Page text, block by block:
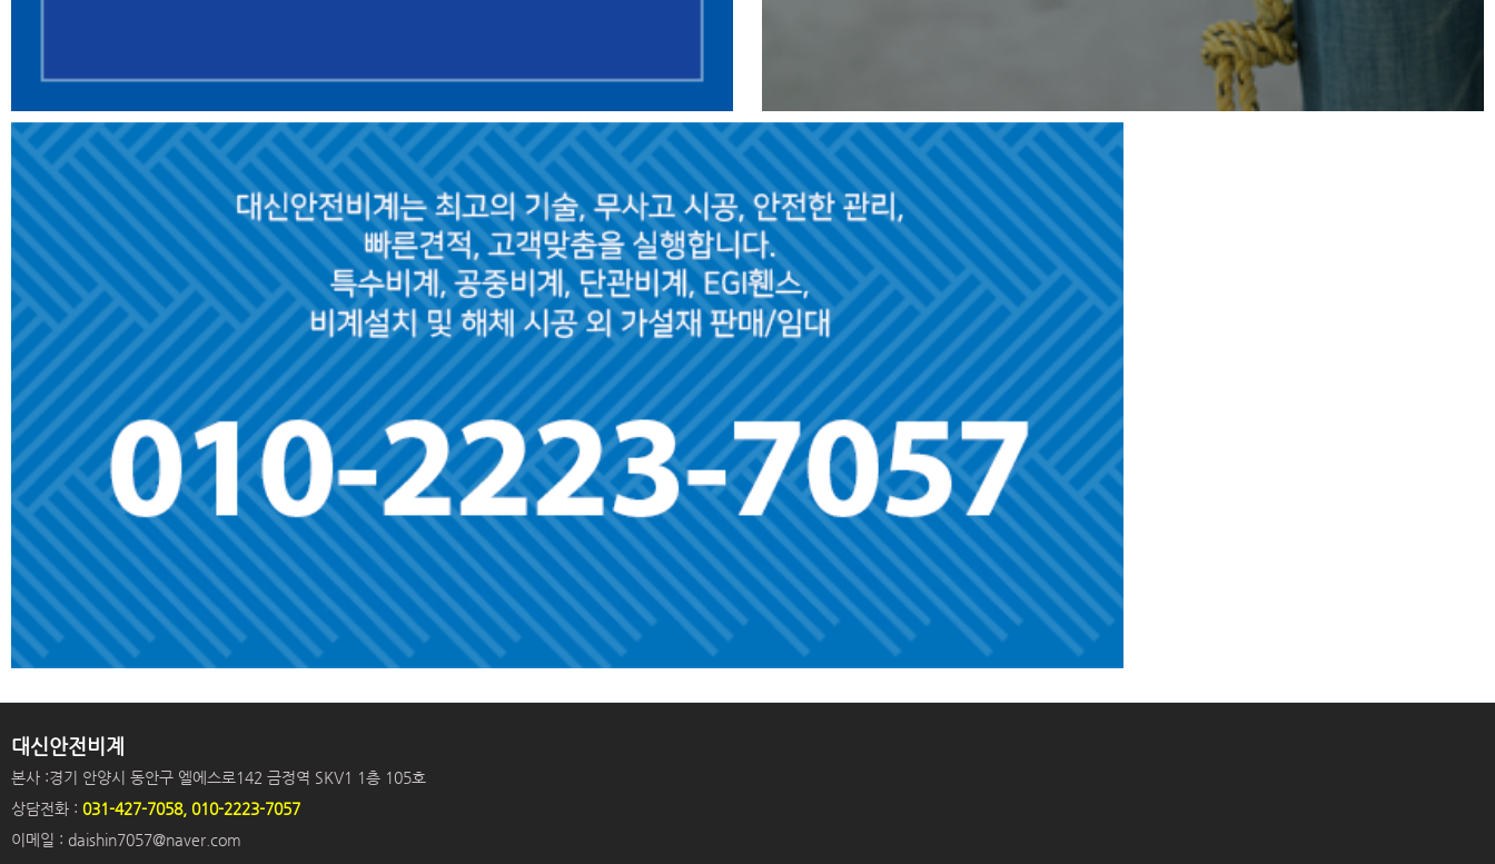
대신안전비계
본사 :경기 안양시 동안구 엘에스로142 금정역 SKV1 1층 105호
상담전화 : 031-427-7058, 010-2223-7057
이메일 : daishin7057@naver.com